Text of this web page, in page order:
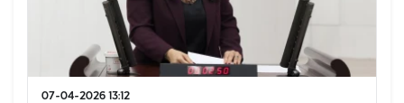
07-04-2026 13:12